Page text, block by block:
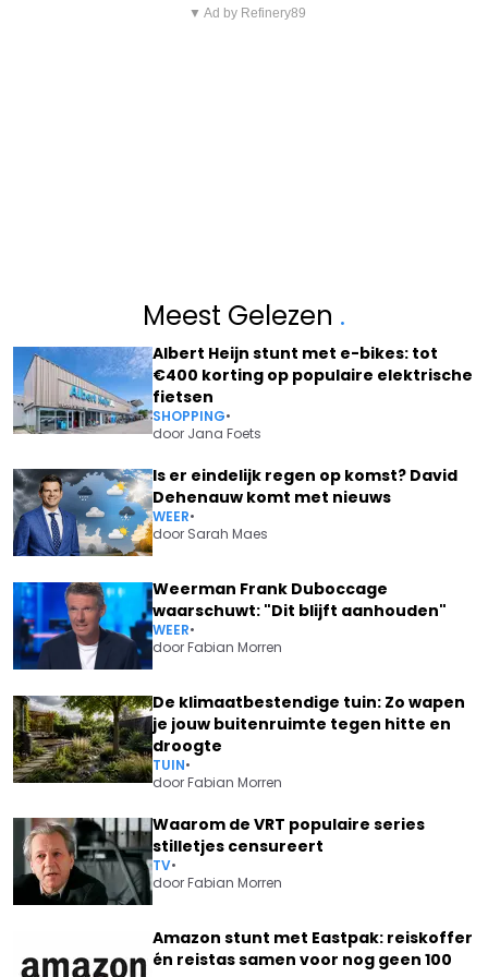
▼ Ad by Refinery89
Meest Gelezen .
Albert Heijn stunt met e-bikes: tot
€400 korting op populaire elektrische
fietsen
SHOPPING•
door Jana Foets
Is er eindelijk regen op komst? David
Dehenauw komt met nieuws
WEER•
door Sarah Maes
Weerman Frank Duboccage
waarschuwt: "Dit blijft aanhouden"
WEER•
doorFabian Morren
De klimaatbestendige tuin: Zo wapen
je jouw buitenruimte tegen hitte en
droogte
TUIN•
doorFabian Morren
Waarom de VRT populaire series
stilletjes censureert
TV•
doorFabian Morren
Amazon stunt met Eastpak: reiskoffer
én reistas samen voor nog geen 100